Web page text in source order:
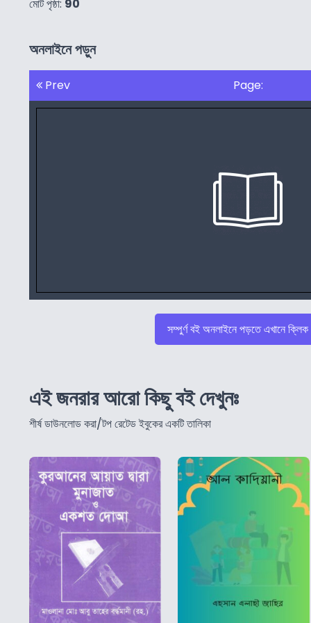
মোট পৃষ্ঠা: 90
অনলাইনে পড়ুন
Prev Page:
সম্পুর্ণ বই অনলাইনে পড়তে এখানে
এই জনরার আরো কিছু বই দেখুনঃ
শীর্ষ ডাউনলোড করা/টপ রেটেড ইবুকের একটি তালিকা